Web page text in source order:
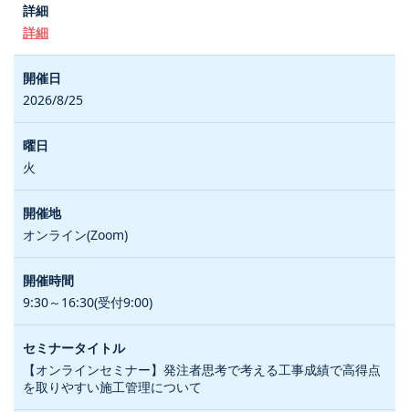
詳細
2026/8/25
火
オンライン(Zoom)
9:30～16:30(受付9:00)
【オンラインセミナー】発注者思考で考える工事成績で高得点
を取りやすい施工管理について